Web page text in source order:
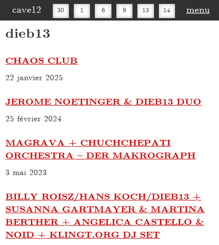
cave12 30 1 6 9 13 14 menu
dieb13
CHAOS CLUB
22 janvier 2025
JEROME NOETINGER & DIEB13 DUO
25 février 2024
MAGRAVA + CHUCHCHEPATI
ORCHESTRA – DER MAKROGRAPH
3 mai 2023
BILLY ROISZ/HANS KOCH/DIEB13 +
SUSANNA GARTMAYER & MARTINA
BERTHER + ANGELICA CASTELLO &
NOID + KLINGT.ORG DJ SET